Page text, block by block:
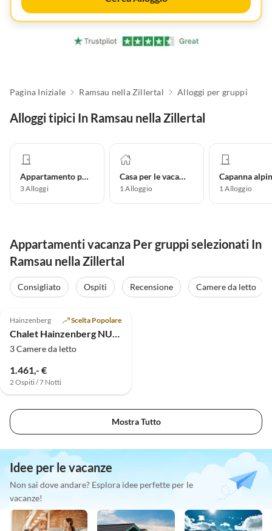
Pagina Iniziale Ramsau nella Zillertal Alloggi per gruppi
Alloggi tipici In Ramsau nella Zillertal
Appartamento per vacanze
3Alloggi
Casa per le vacanze
1Alloggio
Capanna
1Alloggio
Appartamenti vacanza Per gruppi selezionati In
Ramsau nella Zillertal
Consigliato Ospiti Recensione Camere da letto
Annuncio in
Alto
Hainzenberg Scelta Popolare
Chalet Hainzenberg NUOVO
3 Camere da letto
1.461,- €
2 Ospiti / 7 Notti
Mostra Tutto
Idee per le vacanze
Non sai dove andare? Esplora idee perfette per le
vacanze!